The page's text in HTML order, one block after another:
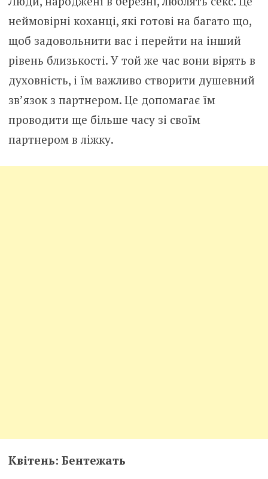
неймовірні коханці, які готові на багато що,
щоб задовольнити вас і перейти на інший
рівень близькості. У той же час вони вірять в
духовність, і їм важливо створити душевний
зв’язок з партнером. Це допомагає їм
проводити ще більше часу зі своїм
партнером в ліжку.
Квітень: Бентежать